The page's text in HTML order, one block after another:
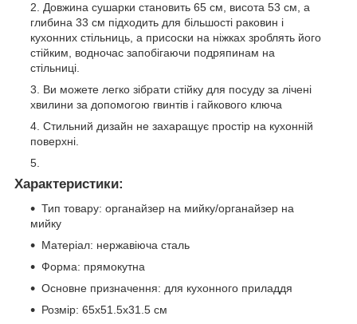
Довжина сушарки становить 65 см, висота 53 см, а
глибина 33 см підходить для більшості раковин і
кухонних стільниць, а присоски на ніжках зроблять його
стійким, водночас запобігаючи подряпинам на
стільниці.
Ви можете легко зібрати стійку для посуду за лічені
хвилини за допомогою гвинтів і гайкового ключа
Стильний дизайн не захаращує простір на кухонній
поверхні.
Характеристики:
Тип товару: органайзер на мийку/органайзер на
мийку
Матеріал: нержавіюча сталь
Форма: прямокутна
Основне призначення: для кухонного приладдя
Розмір: 65х51.5х31.5 см